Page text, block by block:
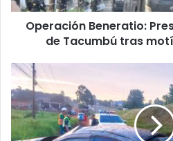
Operación Beneratio:
de Tacumbú tras